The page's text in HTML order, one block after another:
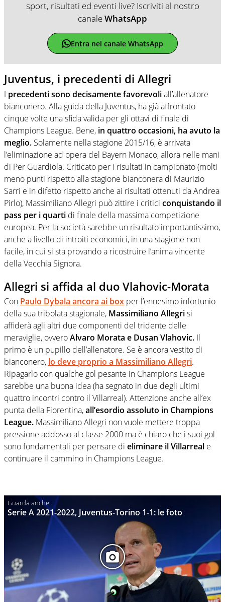
sport, risultati ed eventi live? Iscriviti al nostro
canaleWhatsApp
Entra nel canale WhatsApp
Juventus, i precedenti di Allegri
I precedenti sono decisamente favorevoliall’allenatore
bianconero. Alla guida della Juventus, ha già affrontato
cinque volte una sfida valida per gli ottavi di finale di
Champions League. Bene, in quattro occasioni, ha avuto la
meglio. Solamente nella stagione 2015/16, è arrivata
l’eliminazione ad opera del Bayern Monaco, allora nelle mani
di Per Guardiola. Criticato per i risultati in campionato (molti
meno punti rispetto alla stagione bianconera di Maurizio
Sarri e in difetto rispetto anche ai risultati ottenuti da Andrea
Pirlo), Massimiliano Allegri può zittire i critici conquistando il
pass per i quarti di finale della massima competizione
europea. Per la società sarebbe un risultato importantissimo,
anche a livello di introiti economici, in una stagione non
facile, in cui si sta provando a ricostruire l’anima vincente
della Vecchia Signora.
Allegri si affida al duo Vlahovic-Morata
Con Paulo Dybala ancora ai box per l’ennesimo infortunio
della sua tribolata stagionale, Massimiliano Allegrisi
affiderà agli altri due componenti del tridente delle
meraviglie, ovveroAlvaro Morata e Dusan Vlahovic. Il
primo è un pupillo dell’allenatore. Se è ancora vestito di
bianconero, lo deve proprio a Massimiliano Allegri.
Ripagarlo con qualche gol pesante in Champions League
sarebbe una buona idea (ha segnato in due degli ultimi
quattro incontri contro il Villarreal). Attenzione anche all’ex
punta della Fiorentina,all’esordio assoluto in Champions
League. Massimiliano Allegri non vuole mettere troppa
pressione addosso al classe 2000 ma è chiaro che i suoi gol
sono fondamentali per pensare di eliminare il Villarreal e
continuare il cammino in Champions League.
Serie A 2021-2022, Juventus-Torino 1-1: le foto